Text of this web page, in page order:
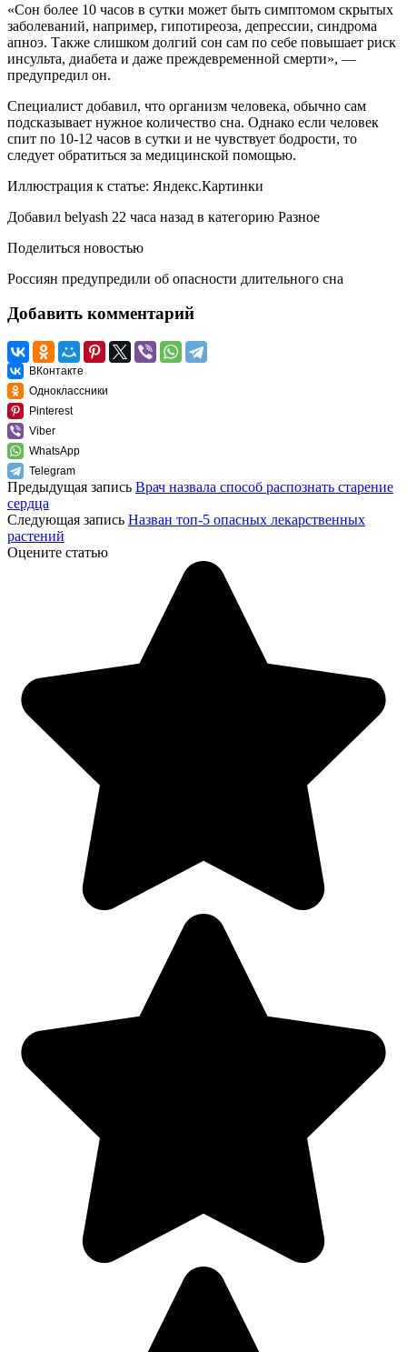
«Сон более 10 часов в сутки может быть симптомом скрытых
заболеваний, например, гипотиреоза, депрессии, синдрома
апноэ. Также слишком долгий сон сам по себе повышает риск
инсульта, диабета и даже преждевременной смерти», —
предупредил он.
Специалист добавил, что организм человека, обычно сам
подсказывает нужное количество сна. Однако если человек
спит по 10-12 часов в сутки и не чувствует бодрости, то
следует обратиться за медицинской помощью.
Иллюстрация к статье: Яндекс.Картинки
Добавил belyash 22 часа назад в категорию Разное
Поделиться новостью
Россиян предупредили об опасности длительного сна
Добавить комментарий
ВКонтакте
Одноклассники
Pinterest
Viber
WhatsApp
Telegram
Предыдущая запись Врач назвала способ распознать старение
сердца
Следующая запись Назван топ-5 опасных лекарственных
растений
Оцените статью